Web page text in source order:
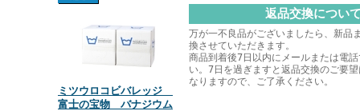
ミツウロコビバレッジ
富士の宝物 バナジウム
返品交換につい
万が一不良品がございましたら、新品
換させていただきます。
商品到着後7日以内にメールまたは電
い。7日を過ぎますと返品交換のご要
なりますので、ご了承ください。